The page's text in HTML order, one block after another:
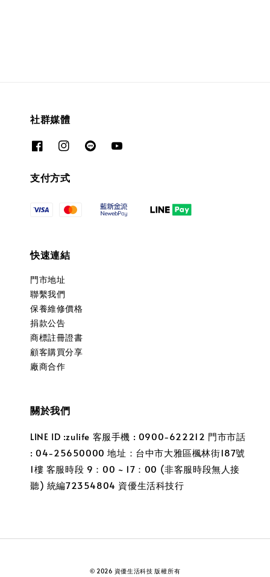
社群媒體
支付方式
快速連結
門市地址
聯繫我們
保養維修價格
捐款公告
商標註冊證書
顧客購買分享
廠商合作
關於我們
LINE ID :zulife 客服手機 : 0900-622212 門市市話
: 04-25650000 地址：台中市大雅區楓林街187號
1樓 客服時段 9：00 ~ 17：00 (非客服時段無人接
聽) 統編72354804 資優生活科技行
© 2026 資優生活科技 版權所有